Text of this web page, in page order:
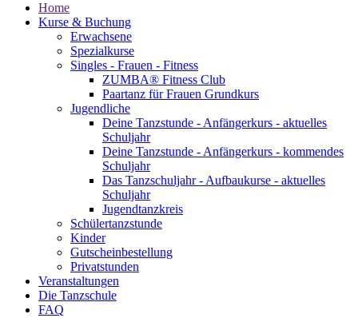
Home
Kurse & Buchung
Erwachsene
Spezialkurse
Singles - Frauen - Fitness
ZUMBA® Fitness Club
Paartanz für Frauen Grundkurs
Jugendliche
Deine Tanzstunde - Anfängerkurs - aktuelles
Schuljahr
Deine Tanzstunde - Anfängerkurs - kommendes
Schuljahr
Das Tanzschuljahr - Aufbaukurse - aktuelles
Schuljahr
Jugendtanzkreis
Schülertanzstunde
Kinder
Gutscheinbestellung
Privatstunden
Veranstaltungen
Die Tanzschule
FAQ